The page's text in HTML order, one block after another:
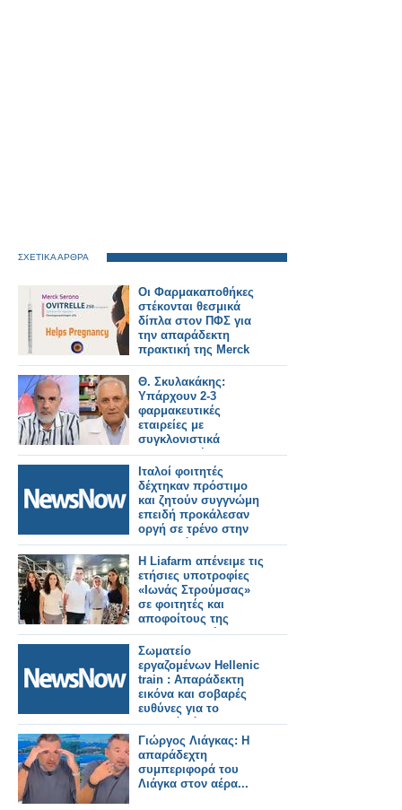
ΣΧΕΤΙΚΑ ΑΡΘΡΑ
Οι Φαρμακαποθήκες
στέκονται θεσμικά
δίπλα στον ΠΦΣ για
την απαράδεκτη
πρακτική της Merck
με το Ovitrelle®
Θ. Σκυλακάκης:
Υπάρχουν 2-3
φαρμακευτικές
εταιρείες με
συγκλονιστικά
παραβατική
συμπεριφορά –
Κάποια πρέπει να
τιμωρηθεί
Ιταλοί φοιτητές
δέχτηκαν πρόστιμο
και ζητούν συγγνώμη
επειδή προκάλεσαν
οργή σε τρένο στην
Μπανγκόκ.
Η Liafarm απένειμε τις
ετήσιες υποτροφίες
«Ιωνάς Στρούμσας»
σε φοιτητές και
αποφοίτους της
Φαρμακευτικής
Σχολής ΑΠΘ
Σωματείο
εργαζομένων Hellenic
train : Απαράδεκτη
εικόνα και σοβαρές
ευθύνες για το
χθεσινό χάος στη
γραμμή Αεροδρομίου.
Γιώργος Λιάγκας: Η
απαράδεχτη
συμπεριφορά του
Λιάγκα στον αέρα...